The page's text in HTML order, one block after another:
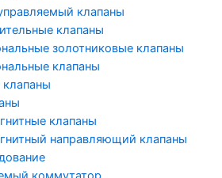
клапаны
клапаны
золотниковые клапаны
клапаны
клапаны
направляющий клапаны